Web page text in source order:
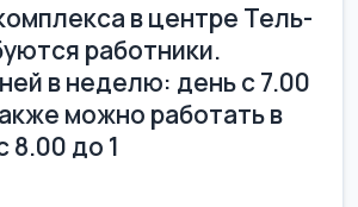
в центре Тель-
работники.
в неделю: день с 7.00
можно работать в
8.00 до 1